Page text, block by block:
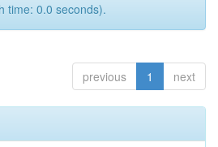
time: 0.0 seconds).
previous 1 next